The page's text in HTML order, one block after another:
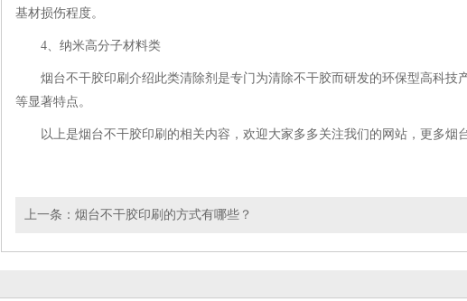
基材损伤程度。
4、纳米高分子材料类
烟台不干胶印刷 介绍此类清除剂是专门为清除不干胶而研发的环保型高科
等显著特点。
以上是烟台不干胶印刷 的相关内容，欢迎大家多多关注我们的网站，更多烟
上一条： 烟台不干胶印刷的方式有哪些？